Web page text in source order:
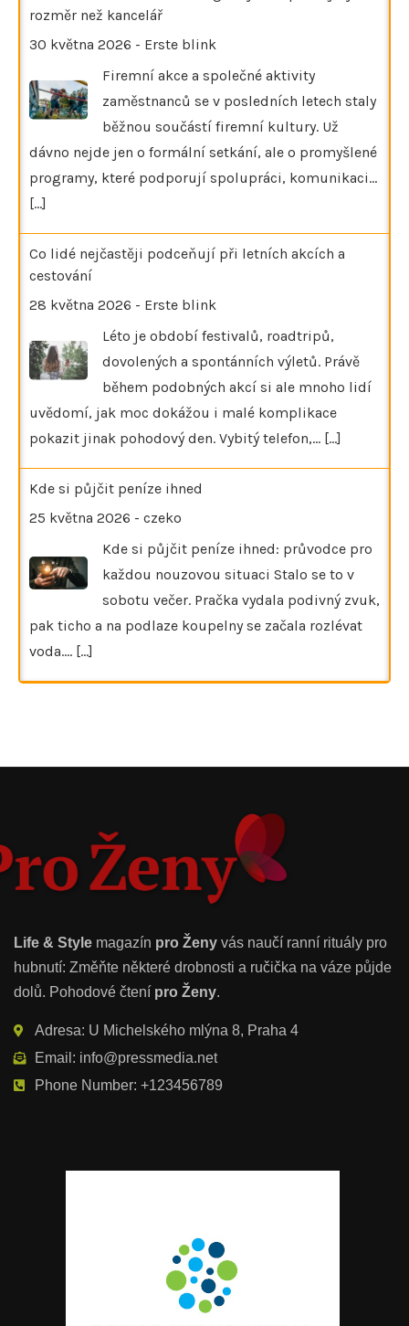
rozměr než kancelář
30 května 2026 - Erste blink
Firemní akce a společné aktivity
zaměstnanců se v posledních letech staly
běžnou součástí firemní kultury. Už
dávno nejde jen o formální setkání, ale o promyšlené
programy, které podporují spolupráci, komunikaci…
[...]
Co lidé nejčastěji podceňují při letních akcích a
cestování
28 května 2026 - Erste blink
Léto je období festivalů, roadtripů,
dovolených a spontánních výletů. Právě
během podobných akcí si ale mnoho lidí
uvědomí, jak moc dokážou i malé komplikace
pokazit jinak pohodový den. Vybitý telefon,… [...]
Kde si půjčit peníze ihned
25 května 2026 - czeko
Kde si půjčit peníze ihned: průvodce pro
každou nouzovou situaci Stalo se to v
sobotu večer. Pračka vydala podivný zvuk,
pak ticho a na podlaze koupelny se začala rozlévat
voda.… [...]
Life & Style magazín pro Ženy vás naučí ranní rituály pro
hubnutí: Změňte některé drobnosti a ručička na váze půjde
dolů. Pohodové čtení pro Ženy.
Adresa: U Michelského mlýna 8, Praha 4
Email: info@pressmedia.net
Phone Number: +123456789